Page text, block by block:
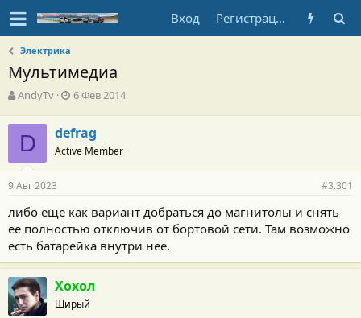
Вход Регистрация
Электрика
Мультимедиа
А
т
о
р
т
е
м
ы
AndyTv
Д
а
н
а
л
а
6 Фев 2014
D defrag
Active Member
9 Авг 2023 #3.301
либо еще как вариант добраться до магнитолы и снять
ее полностью отключив от бортовой сети. Там возможно
есть батарейка внутри нее.
Хохол
Щирый